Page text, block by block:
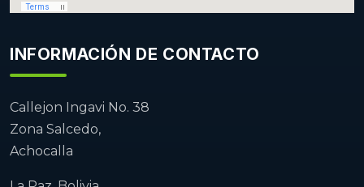
INFORMACIÓN DE CONTACTO
Callejon Ingavi No. 38
Zona Salcedo,
Achocalla